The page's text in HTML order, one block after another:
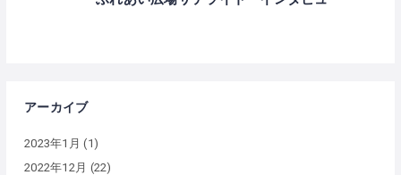
アーカイブ
2023年1月 (1)
2022年12月 (22)